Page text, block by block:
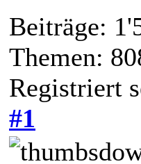
Beiträge:
Themen:
Registriert
#1